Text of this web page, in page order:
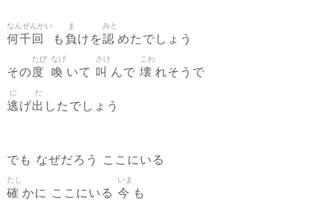
何千回
なんぜんかい
も 負
ま
けを認
みと
めたでしょう
その度
たび
喚
なげ
いて 叫
さけ
んで 壊
こわ
れそうで
逃
に
げ出
だ
したでしょう
でも なぜだろう ここにいる
確
たし
かに ここにいる 今
いま
も